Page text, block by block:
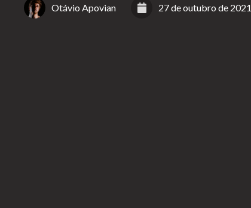
Otávio Apovian 27 de outubro de 2021